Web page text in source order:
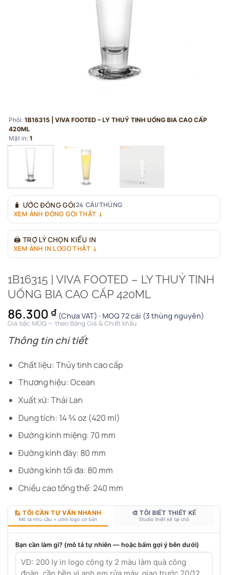
Phôi: 1B16315 | VIVA FOOTED – LY THUỶ TINH UỐNG BIA CAO CẤP
420ML
Mặt in: 1
🧳 ƯỚC ĐÓNG GÓI24 CÁI/THÙNG
XEM ẢNH ĐÓNG GÓI THẬT ↓
🖨 TRỢ LÝ CHỌN KIỂU IN
XEM ẢNH IN LOGO THẬT ↓
1B16315 | VIVA FOOTED – LY THUỶ TINH
UỐNG BIA CAO CẤP 420ML
86.300 ₫ (Chưa VAT) · MOQ 72 cái (3 thùng nguyên)
Giá bậc MOQ — theo Bảng Giá & Chiết khấu
Thông tin chi tiết
Chất liệu: Thủy tinh cao cấp
Thương hiệu: Ocean
Xuất xứ: Thái Lan
Dung tích: 14 ¾ oz (420 ml)
Đường kính miệng: 70 mm
Đường kính đáy: 80 mm
Đường kính tối đa: 80 mm
Chiều cao tổng thể: 240 mm
🙋 TÔI CẦN TƯ VẤN NHANH
Mô tả nhu cầu + ướm logo cơ bản
🎨 TÔI BIẾT THIẾT KẾ
Studio thiết kế tại chỗ
Bạn cần làm gì? (mô tả tự nhiên — hoặc bấm gợi ý bên dưới)